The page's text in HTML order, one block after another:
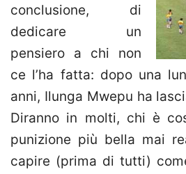
conclusione, di
dedicare un
pensiero a chi non
ce l’ha fatta: dopo una
anni, Ilunga Mwepu ha
Diranno in molti, chi è
punizione più bella mai
capire (prima di tutti)